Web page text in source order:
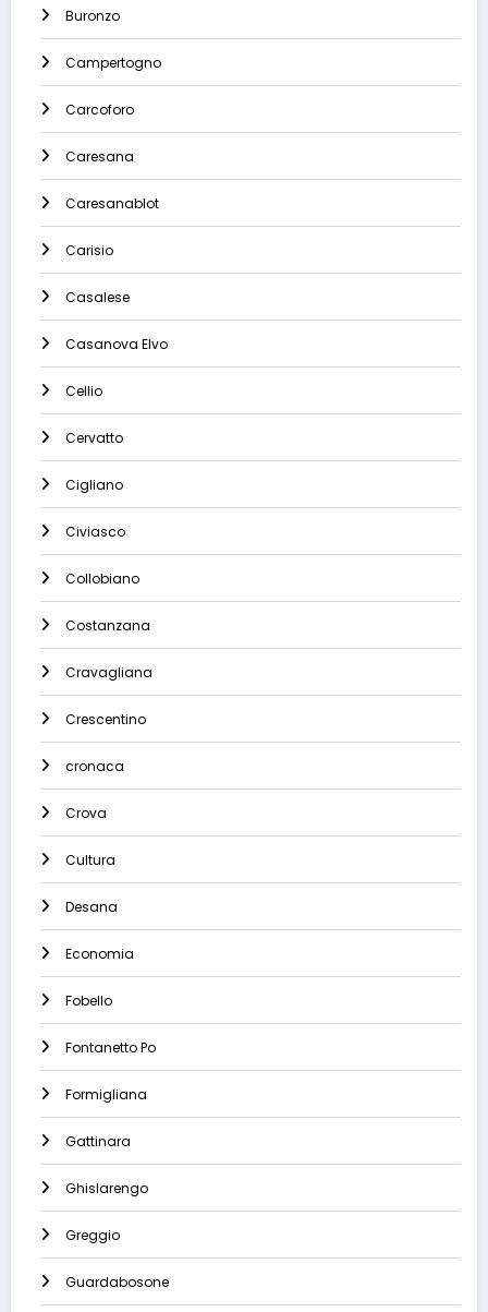
Buronzo
Campertogno
Carcoforo
Caresana
Caresanablot
Carisio
Casalese
Casanova Elvo
Cellio
Cervatto
Cigliano
Civiasco
Collobiano
Costanzana
Cravagliana
Crescentino
cronaca
Crova
Cultura
Desana
Economia
Fobello
Fontanetto Po
Formigliana
Gattinara
Ghislarengo
Greggio
Guardabosone